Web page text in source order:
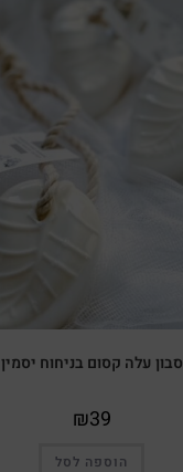
סבון עלה קסום בניחוח יסמין
₪39
הוספה לסל